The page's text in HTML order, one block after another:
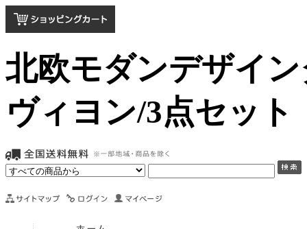
北欧モダンデザイ
ヴィヨン/3点セット